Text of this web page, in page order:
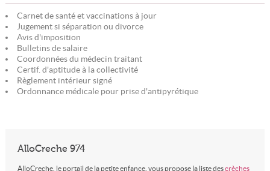
Carnet de santé et vaccinations à jour
Jugement si séparation ou divorce
Avis d'imposition
Bulletins de salaire
Coordonnées du médecin traitant
Certif. d'aptitude à la collectivité
Règlement intérieur signé
Ordonnance médicale pour prise d'antipyrétique
AlloCreche 974
AlloCreche, le portail de la petite enfance, vous propose la liste descrèches